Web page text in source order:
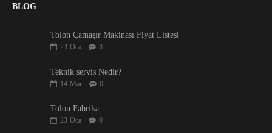
BLOG
Tolon Çamaşır Makinası Fiyat Listesi
23 Oca 3
Teknik servis Nedir?
14 Mar 0
Tolon Fabrika
23 Oca 0